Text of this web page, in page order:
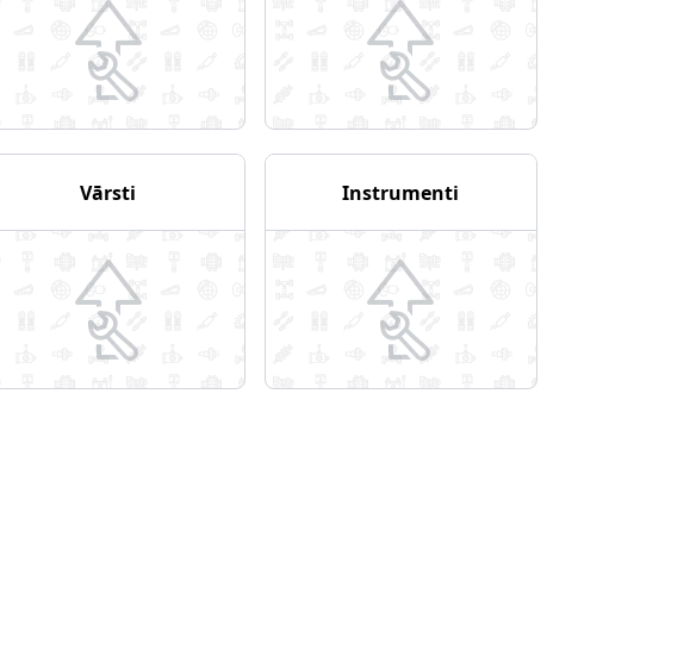
Vārsti Instrumenti